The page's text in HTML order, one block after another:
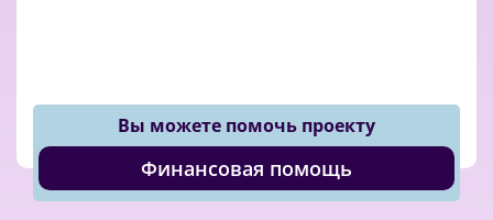
Вы можете помочь проекту
Финансовая помощь